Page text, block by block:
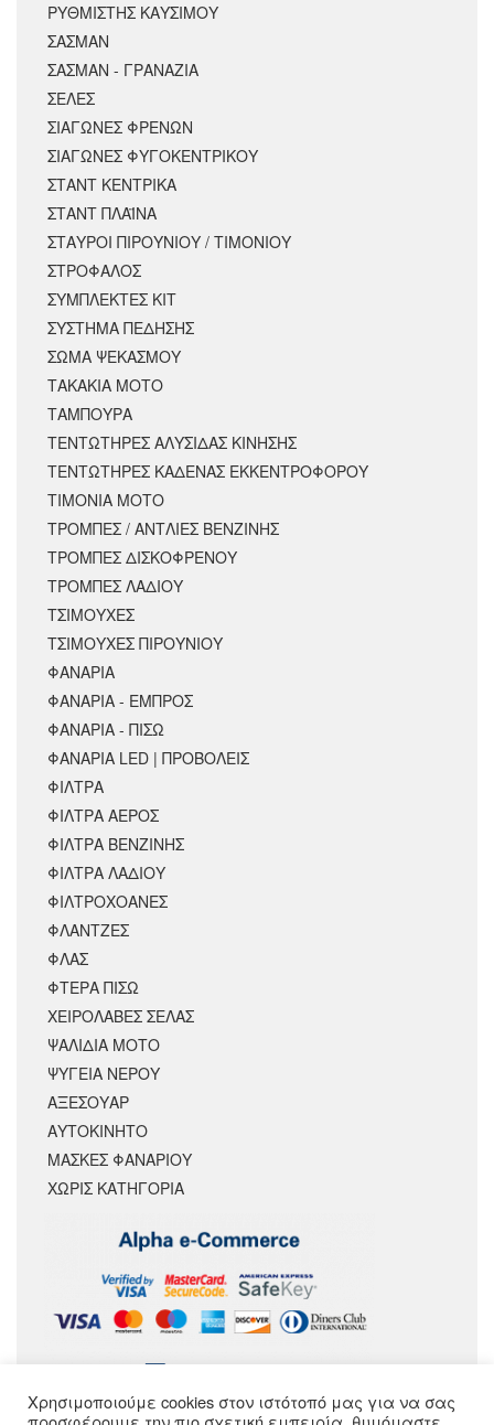
ΡΥΘΜΙΣΤΗΣ ΚΑΥΣΙΜΟΥ
ΣΑΣΜΑΝ
ΣΑΣΜΑΝ - ΓΡΑΝΑΖΙΑ
ΣΕΛΕΣ
ΣΙΑΓΩΝΕΣ ΦΡΕΝΩΝ
ΣΙΑΓΩΝΕΣ ΦΥΓΟΚΕΝΤΡΙΚΟΥ
ΣΤΑΝΤ ΚΕΝΤΡΙΚΑ
ΣΤΑΝΤ ΠΛΑΪΝΑ
ΣΤΑΥΡΟΙ ΠΙΡΟΥΝΙΟΥ / ΤΙΜΟΝΙΟΥ
ΣΤΡΟΦΑΛΟΣ
ΣΥΜΠΛΕΚΤΕΣ ΚΙΤ
ΣΥΣΤΗΜΑ ΠΕΔΗΣΗΣ
ΣΩΜΑ ΨΕΚΑΣΜΟΥ
ΤΑΚΑΚΙΑ ΜΟΤΟ
ΤΑΜΠΟΥΡΑ
ΤΕΝΤΩΤΗΡΕΣ ΑΛΥΣΙΔΑΣ ΚΙΝΗΣΗΣ
ΤΕΝΤΩΤΗΡΕΣ ΚΑΔΕΝΑΣ ΕΚΚΕΝΤΡΟΦΟΡΟΥ
ΤΙΜΟΝΙΑ ΜΟΤΟ
ΤΡΟΜΠΕΣ / ΑΝΤΛΙΕΣ ΒΕΝΖΙΝΗΣ
ΤΡΟΜΠΕΣ ΔΙΣΚΟΦΡΕΝΟΥ
ΤΡΟΜΠΕΣ ΛΑΔΙΟΥ
ΤΣΙΜΟΥΧΕΣ
ΤΣΙΜΟΥΧΕΣ ΠΙΡΟΥΝΙΟΥ
ΦΑΝΑΡΙΑ
ΦΑΝΑΡΙΑ - ΕΜΠΡΟΣ
ΦΑΝΑΡΙΑ - ΠΙΣΩ
ΦΑΝΑΡΙΑ LED | ΠΡΟΒΟΛΕΙΣ
ΦΙΛΤΡΑ
ΦΙΛΤΡΑ ΑΕΡΟΣ
ΦΙΛΤΡΑ ΒΕΝΖΙΝΗΣ
ΦΙΛΤΡΑ ΛΑΔΙΟΥ
ΦΙΛΤΡΟΧΟΑΝΕΣ
ΦΛΑΝΤΖΕΣ
ΦΛΑΣ
ΦΤΕΡΑ ΠΙΣΩ
ΧΕΙΡΟΛΑΒΕΣ ΣΕΛΑΣ
ΨΑΛΙΔΙΑ ΜΟΤΟ
ΨΥΓΕΙΑ ΝΕΡΟΥ
ΑΞΕΣΟΥΆΡ
ΑΥΤΟΚΙΝΗΤΟ
ΜΑΣΚΕΣ ΦΑΝΑΡΙΟΥ
ΧΩΡΊΣ ΚΑΤΗΓΟΡΊΑ
ΑΚΟΛΟΥΘΗΣΕ ΜΑΣ
Χρησιμοποιούμε cookies στον ιστότοπό μας για να σας